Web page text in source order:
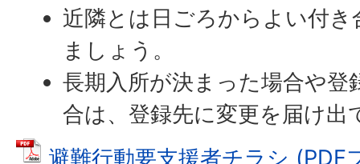
近隣とは日ごろからよい付
ましょう。
長期入所が決まった場合や登
合は、登録先に変更を届け出
避難行動要支援者チラシ (PDF